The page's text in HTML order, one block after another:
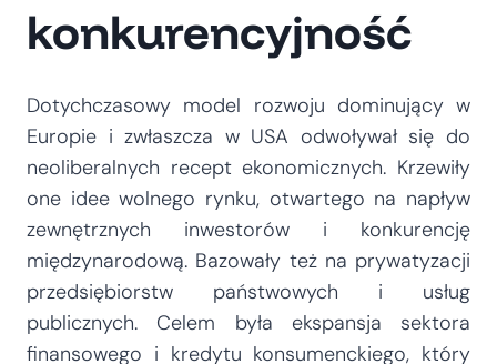
konkurencyjność
Dotychczasowy model rozwoju dominujący w
Europie i zwłaszcza w USA odwoływał się do
neoliberalnych recept ekonomicznych. Krzewiły
one idee wolnego rynku, otwartego na napływ
zewnętrznych inwestorów i konkurencję
międzynarodową. Bazowały też na prywatyzacji
przedsiębiorstw państwowych i usług
publicznych. Celem była ekspansja sektora
finansowego i kredytu konsumenckiego, który